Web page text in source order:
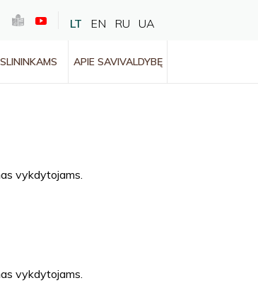
LT EN RU UA
APIE SAVIVALDYBĘ
vykdytojams.
vykdytojams.